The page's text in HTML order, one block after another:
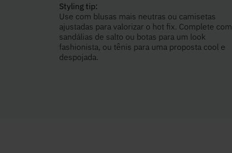
Styling tip:
Use com blusas mais neutras ou camisetas
ajustadas para valorizar o hot fix. Complete com
sandálias de salto ou botas para um look
fashionista, ou tênis para uma proposta cool e
despojada.